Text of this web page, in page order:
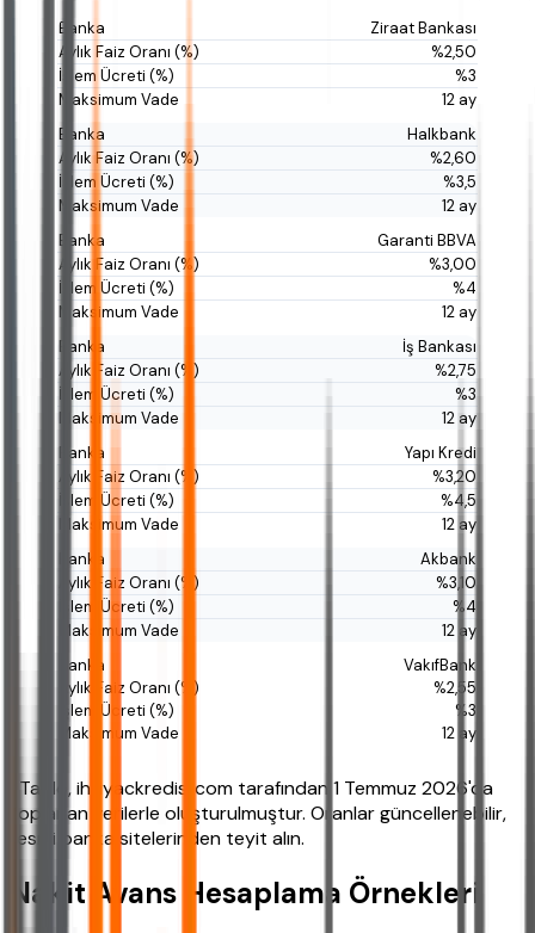
Ziraat Bankası
%2,50
%3
12 ay
Halkbank
%2,60
%3,5
12 ay
Garanti BBVA
%3,00
%4
12 ay
İş Bankası
%2,75
%3
12 ay
Yapı Kredi
%3,20
%4,5
12 ay
Akbank
%3,10
%4
12 ay
VakıfBank
%2,55
%3
12 ay
*Tablo, ihtiyackredisi.com tarafından 1 Temmuz 2026'da
toplanan verilerle oluşturulmuştur. Oranlar güncellenebilir,
resmi banka sitelerinden teyit alın.
Nakit Avans Hesaplama Örnekleri